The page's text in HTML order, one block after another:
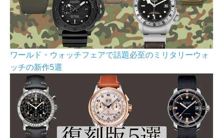
ワールド・ウォッチフェアで話題必至のミリタリーウォ
ッチの新作5選